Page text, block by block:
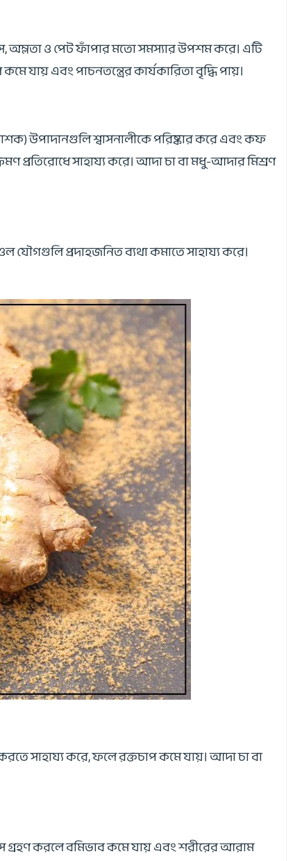
অম্লতা ও পেট ফাঁপার মতো সমস্যার উপশম করে। এটি
এবং পাচনতন্ত্রের কার্যকারিতা বৃদ্ধি পায়।
উপাদানগুলি শ্বাসনালীকে পরিষ্কার করে এবং কফ
প্রতিরোধে সাহায্য করে। আদা চা বা মধু-আদার মিশ্রণ
যৌগগুলি প্রদাহজনিত ব্যথা কমাতে সাহায্য করে।
সাহায্য করে, ফলে রক্তচাপ কমে যায়। আদা চা বা
গ্রহণ করলে বমিভাব কমে যায় এবং শরীরের আরাম